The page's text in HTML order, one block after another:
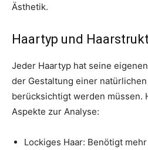
Ästhetik.
Haartyp und
Jeder Haartyp hat seine
der Gestaltung einer
berücksichtigt werden müssen.
Aspekte zur Analyse:
Lockiges Haar: Benötigt